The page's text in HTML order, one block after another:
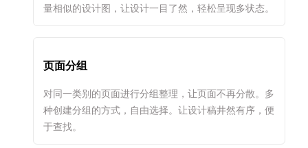
量相似的设计图，让设计一目了然，轻松呈现多状态。
页面分组
对同一类别的页面进行分组整理，让页面不再分散。多
种创建分组的方式，自由选择。让设计稿井然有序，便
于查找。